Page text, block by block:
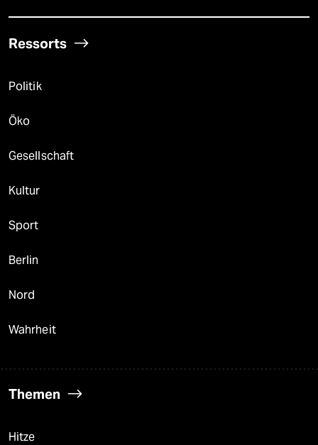
Ressorts
Politik
Öko
Gesellschaft
Kultur
Sport
Berlin
Nord
Wahrheit
Themen
Hitze